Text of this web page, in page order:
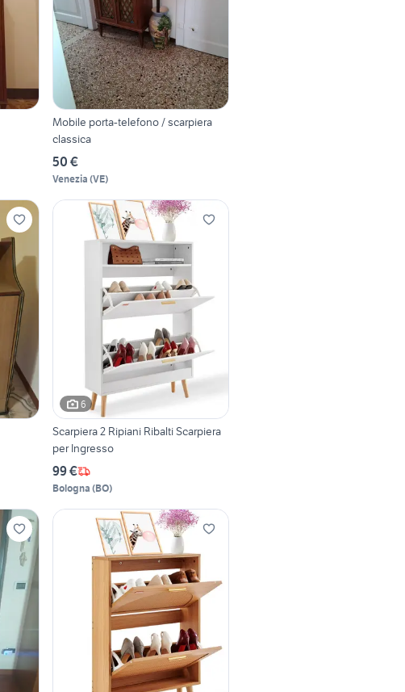
Mobile porta-telefono / scarpiera
classica
50 €
Venezia (VE)
6
Scarpiera 2 Ripiani Ribalti Scarpiera
per Ingresso
99 €
Bologna (BO)